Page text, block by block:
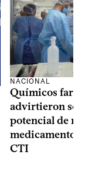
NACIONAL
Químicos
advirtieron
potencial de
medicamentos
CTI